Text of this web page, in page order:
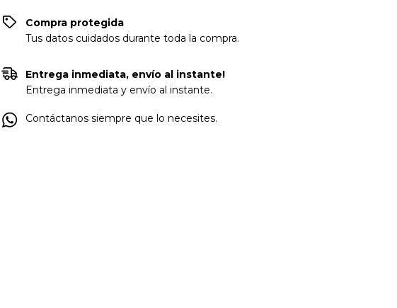
Compra protegida
Tus datos cuidados durante toda la compra.
Entrega inmediata, envío al instante!
Entrega inmediata y envío al instante.
Contáctanos siempre que lo necesites.